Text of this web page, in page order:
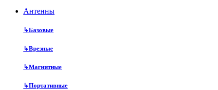
Антенны
↳Базовые
↳Врезные
↳Магнитные
↳Портативные